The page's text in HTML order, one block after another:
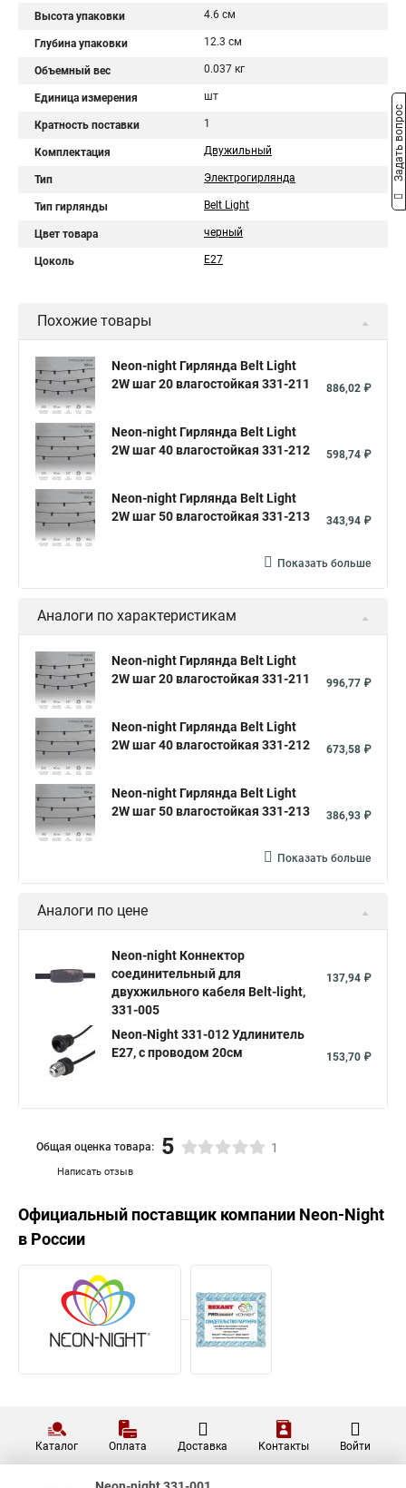
Высота упаковки 4.6 см
Глубина упаковки 12.3 см
Объемный вес 0.037 кг
Единица измерения шт
Кратность поставки 1
Комплектация Двужильный
Тип Электрогирлянда
Тип гирлянды Belt Light
Цвет товара черный
Цоколь Е27
Похожие товары
Neon-night Гирлянда Belt Light
2W шаг 20 влагостойкая 331-211
886,02 ₽
Neon-night Гирлянда Belt Light
2W шаг 40 влагостойкая 331-212
598,74 ₽
Neon-night Гирлянда Belt Light
2W шаг 50 влагостойкая 331-213
343,94 ₽
Показать больше
Аналоги по характеристикам
Neon-night Гирлянда Belt Light
2W шаг 20 влагостойкая 331-211
996,77 ₽
Neon-night Гирлянда Belt Light
2W шаг 40 влагостойкая 331-212
673,58 ₽
Neon-night Гирлянда Belt Light
2W шаг 50 влагостойкая 331-213
386,93 ₽
Показать больше
Аналоги по цене
Neon-night Коннектор
соединительный для
двухжильного кабеля Belt-light,
331-005
137,94 ₽
Neon-Night 331-012 Удлинитель
E27, с проводом 20см
153,70 ₽
Написать отзыв
Общая оценка товара: 5 1
Официальный поставщик компании Neon-Night
в России
Каталог Оплата Доставка Контакты Войти
Задать вопрос